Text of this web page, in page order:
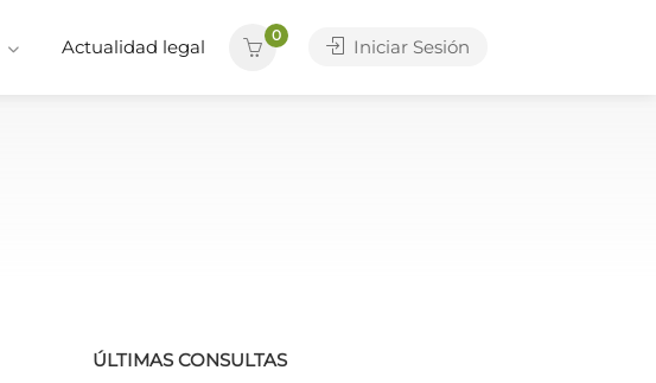
Actualidad legal
0
Iniciar Sesión
ÚLTIMAS CONSULTAS